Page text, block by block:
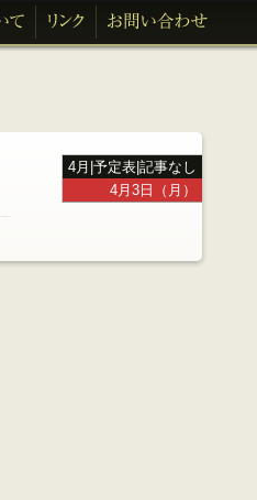
4月 予定表 記事なし
4月3日（月）